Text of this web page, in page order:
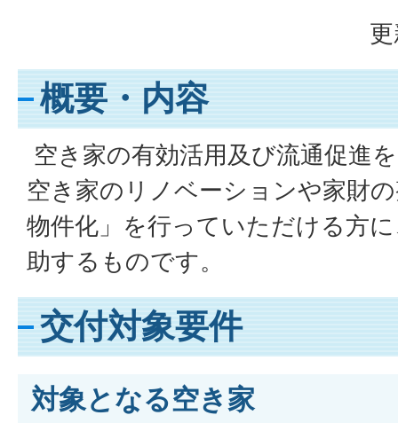
概要・内容
空き家の有効活用及び流通促進
空き家のリノベーションや家財
物件化」を行っていただける方
助するものです。
交付対象要件
対象となる空き家